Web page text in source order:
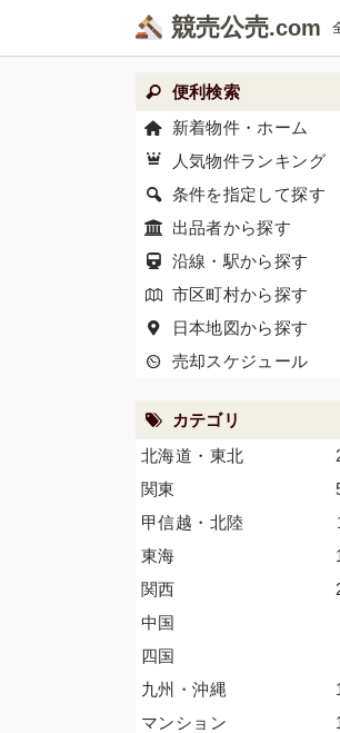
競売公売
便利検索
新着物件・ホーム
人気物件ランキング
条件を指定して探す
出品者から探す
沿線・駅から探す
市区町村から探す
日本地図から探す
売却スケジュール
カテゴリ
北海道・東北
関東
甲信越・北陸
東海
関西
中国
四国
九州・沖縄
マンション